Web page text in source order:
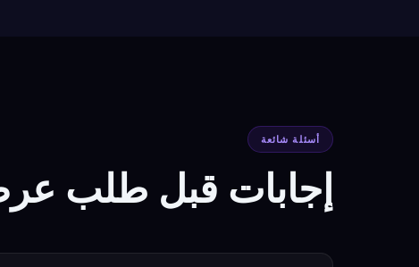
أسئلة شائعة
إجابات قبل طلب